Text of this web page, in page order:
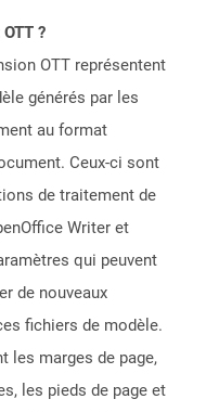
?
OTT représentent
générés par les
au format
Ceux-ci sont
de traitement de
Writer et
qui peuvent
de nouveaux
fichiers de modèle.
les marges de page,
les pieds de page et